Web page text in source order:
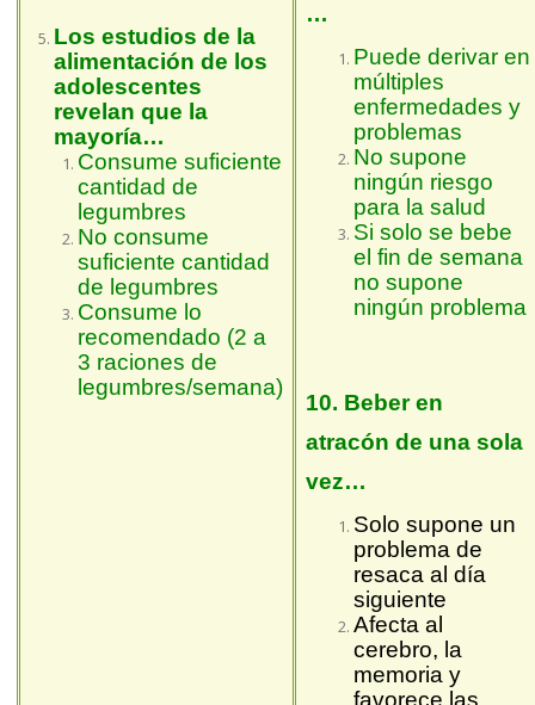
Los estudios de la
alimentación de los
adolescentes
revelan que la
mayoría…
Consume suficiente
cantidad de
legumbres
No consume
suficiente cantidad
de legumbres
Consume lo
recomendado (2 a
3 raciones de
legumbres/semana)
…
Puede derivar en
múltiples
enfermedades y
problemas
No supone
ningún riesgo
para la salud
Si solo se bebe
el fin de semana
no supone
ningún problema
10. Beber en
atracón de una sola
vez…
Solo supone un
problema de
resaca al día
siguiente
Afecta al
cerebro, la
memoria y
favorece las